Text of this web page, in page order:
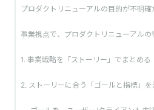
プロダクトリニューアルの目的が不明確
事業視点で、プロダクトリニューアルの
1. 事業戦略を「ストーリー」でまとめる
2. ストーリーに合う「ゴールと指標」を